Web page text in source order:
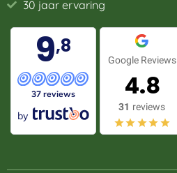
30 jaar ervaring
9,8
37 reviews
by
Google Reviews
4.8
31 reviews